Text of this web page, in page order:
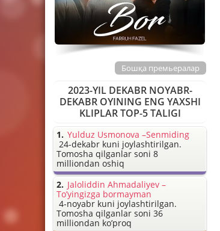
Бошқа премьералар
2023-YIL DEKABR NOYABR-
DEKABR OYINING ENG YAXSHI
KLIPLAR TOP-5 TALIGI
Yulduz Usmonova –Senmiding
24-dekabr kuni joylashtirilgan.
Tomosha qilganlar soni 8
milliondan oshiq
Jaloliddin Ahmadaliyev –
To’yingizga bormayman
4-noyabr kuni joylashtirilgan.
Tomosha qilganlar soni 36
milliondan ko’proq